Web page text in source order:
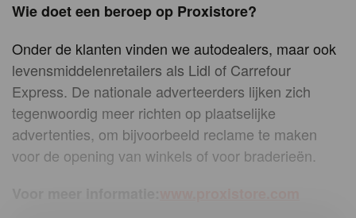
Wie doet een beroep op Proxistore?
Onder de klanten vinden we autodealers, maar ook
levensmiddelenretailers als Lidl of Carrefour
Express. De nationale adverteerders lijken zich
tegenwoordig meer richten op plaatselijke
advertenties, om bijvoorbeeld reclame te maken
voor de opening van winkels of voor braderieën.